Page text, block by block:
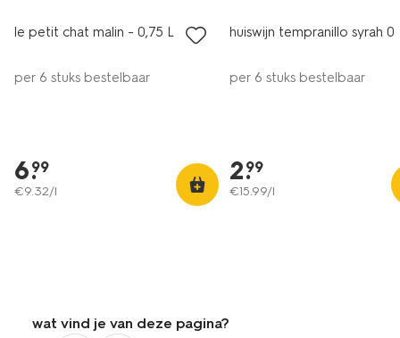
8
le petit chat malin - 0,75 L
per 6 stuks bestelbaar
6.
99
€9.32/l
huiswijn tempranillo syrah
per 6 stuks bestelbaar
2.
99
€15.99/l
wat vind je van deze pagina?